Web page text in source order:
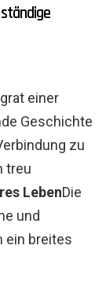
einer
Geschichte
zu
treu
LebenDie
und
ein breites